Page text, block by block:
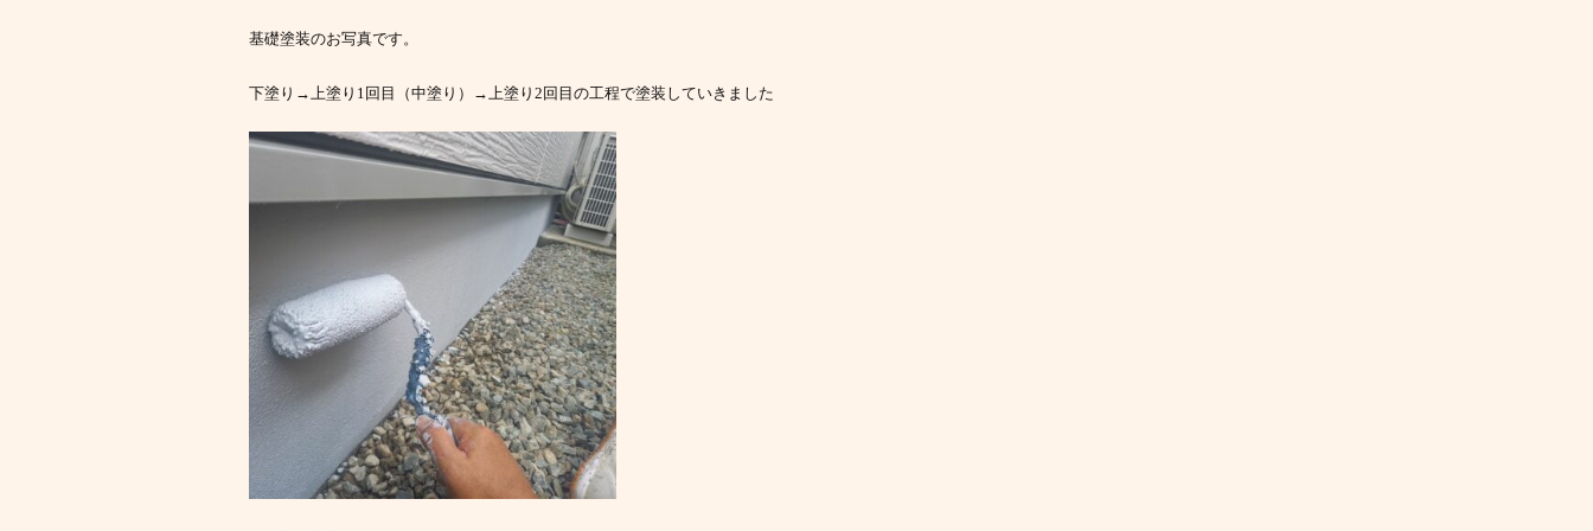
基礎塗装のお写真です。
下塗り→上塗り1回目（中塗り）→上塗り2回目の工程で塗装していきました